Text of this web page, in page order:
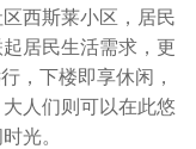
西斯莱小区，居民
居民生活需求，更
，下楼即享休闲，
人们则可以在此悠
光。